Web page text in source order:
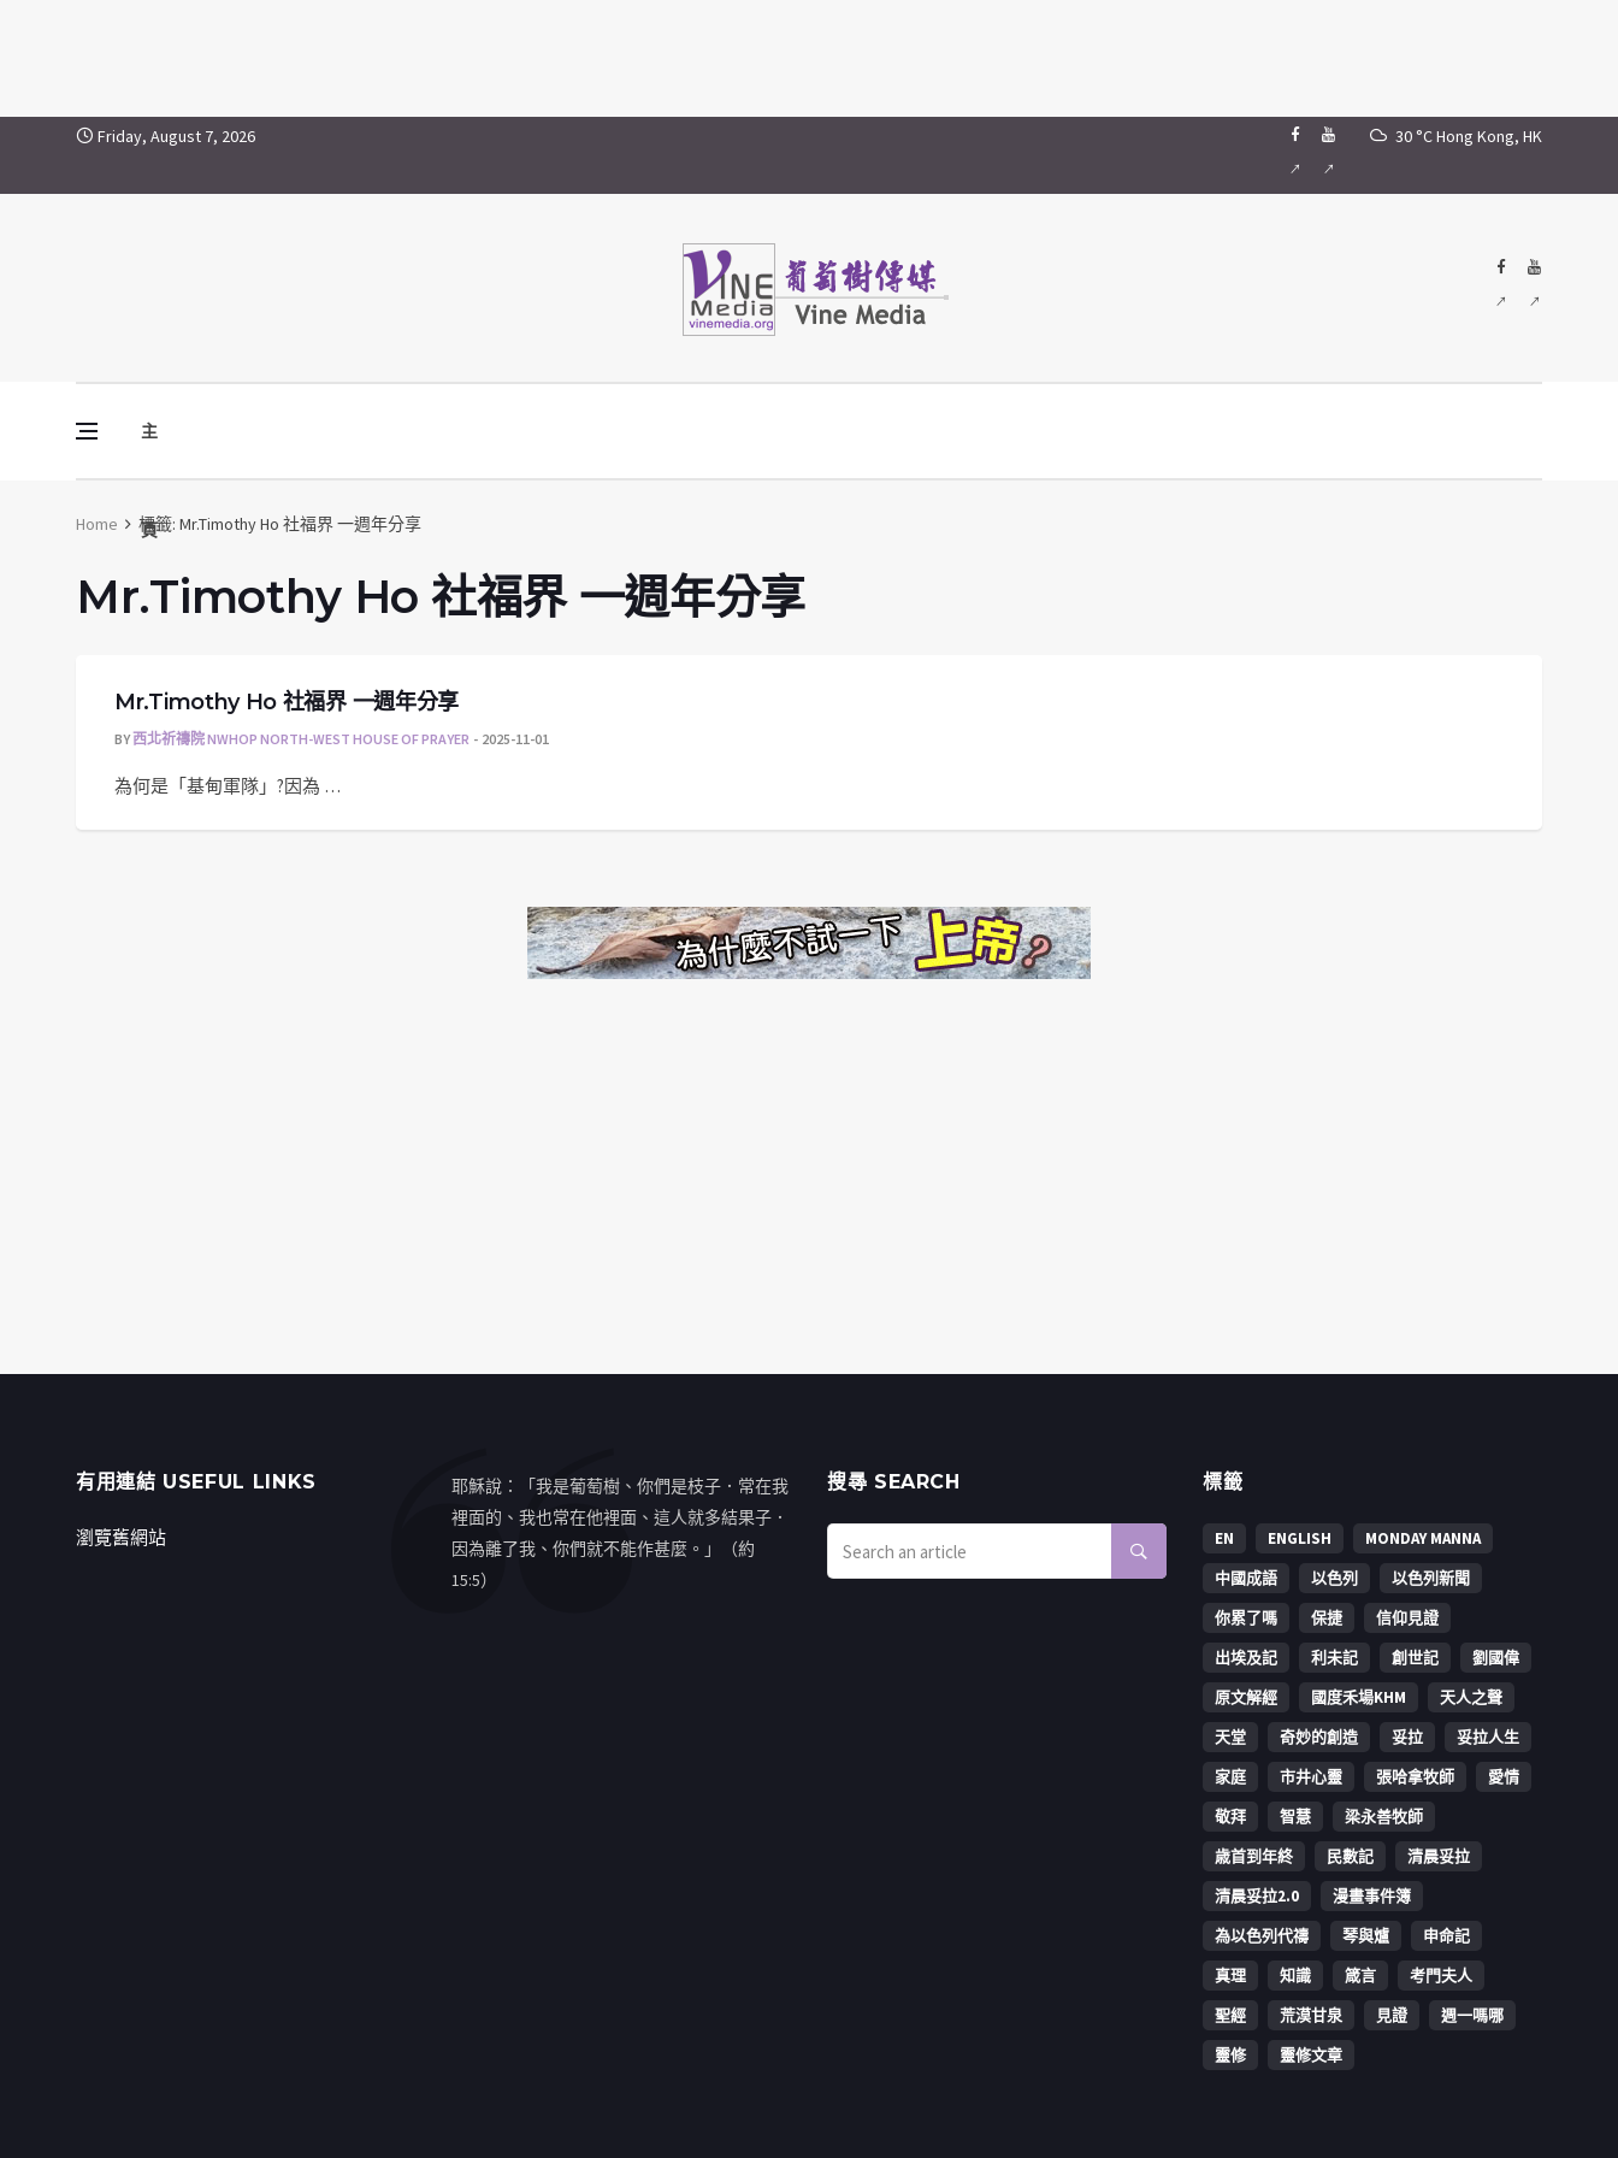
Skip to content
Mr.Timothy Ho 社福界 一週年分享
Friday, August 7, 2026 30 °CHong Kong, HK
主
頁
Vine Media
葡萄樹傳媒
Home 標籤: Mr.Timothy Ho 社福界 一週年分享
Mr.Timothy Ho 社福界 一週年分享
Mr.Timothy Ho 社福界 一週年分享
BY西北祈禱院 NWHOP NORTH-WEST HOUSE OF PRAYER 2025-11-01
為何是「基甸軍隊」?因為 …
有用連結 USEFUL LINKS
瀏覽舊網站
耶穌說：「我是葡萄樹、你們是枝子．常在我
裡面的、我也常在他裡面、這人就多結果子．
因為離了我、你們就不能作甚麼。」（約
15:5）
搜㝷 SEARCH 標籤
EN ENGLISH
MONDAY MANNA
中國成語
以色列
以色列新聞
你累了嗎
保捷
信仰見證
出埃及記
利未記 創世記
劉國偉
原文解經
國度禾場KHM
天人之聲
天堂
奇妙的創造 妥拉
妥拉人生
家庭
市井心靈 張哈拿牧師
愛情
敬拜
智慧
梁永善牧師
歳首到年終
民數記
清晨妥拉
清晨妥拉2.0
漫畫事件簿
為以色列代禱
琴與爐
申命記
真理
知識 箴言
考門夫人
聖經
荒漠甘泉 見證
週一嗎哪
靈修
靈修文章